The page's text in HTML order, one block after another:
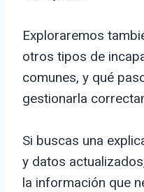
Exploraremos
otros tipos de
comunes, y qué
gestionarla
Si buscas una
y datos
la información que